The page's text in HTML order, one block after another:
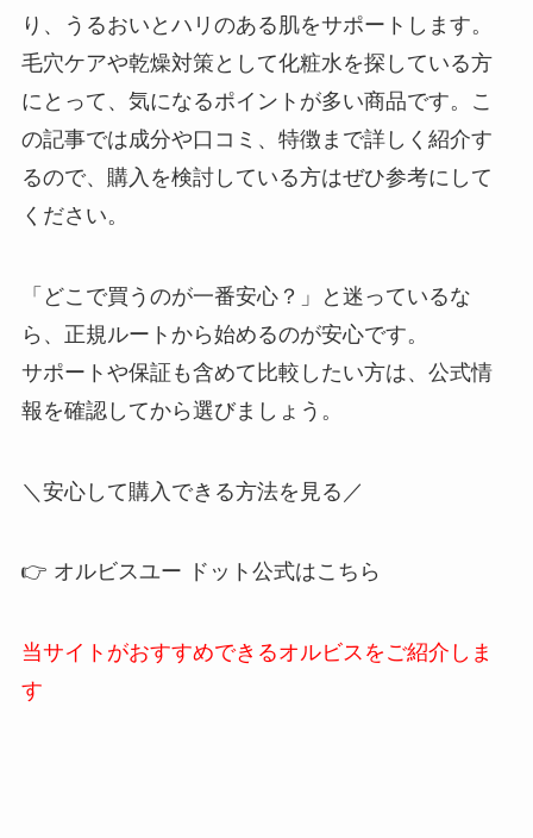
り、うるおいとハリのある肌をサポートします。
毛穴ケアや乾燥対策として化粧水を探している方
にとって、気になるポイントが多い商品です。こ
の記事では成分や口コミ、特徴まで詳しく紹介す
るので、購入を検討している方はぜひ参考にして
ください。
「どこで買うのが一番安心？」と迷っているな
ら、正規ルートから始めるのが安心です。
サポートや保証も含めて比較したい方は、公式情
報を確認してから選びましょう。
＼安心して購入できる方法を見る／
👉 オルビスユー ドット公式はこちら
当サイトがおすすめできるオルビスをご紹介しま
す